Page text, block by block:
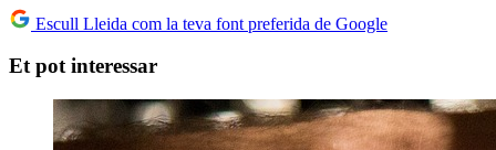
Escull Lleida com la teva font preferida de Google
Et pot interessar